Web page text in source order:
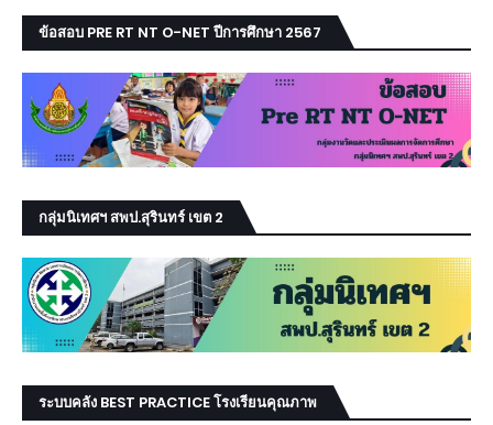
ข้อสอบ PRE RT NT O-NET ปีการศึกษา 2567
กลุ่มนิเทศฯ สพป.สุรินทร์ เขต 2
ระบบคลัง BEST PRACTICE โรงเรียนคุณภาพ